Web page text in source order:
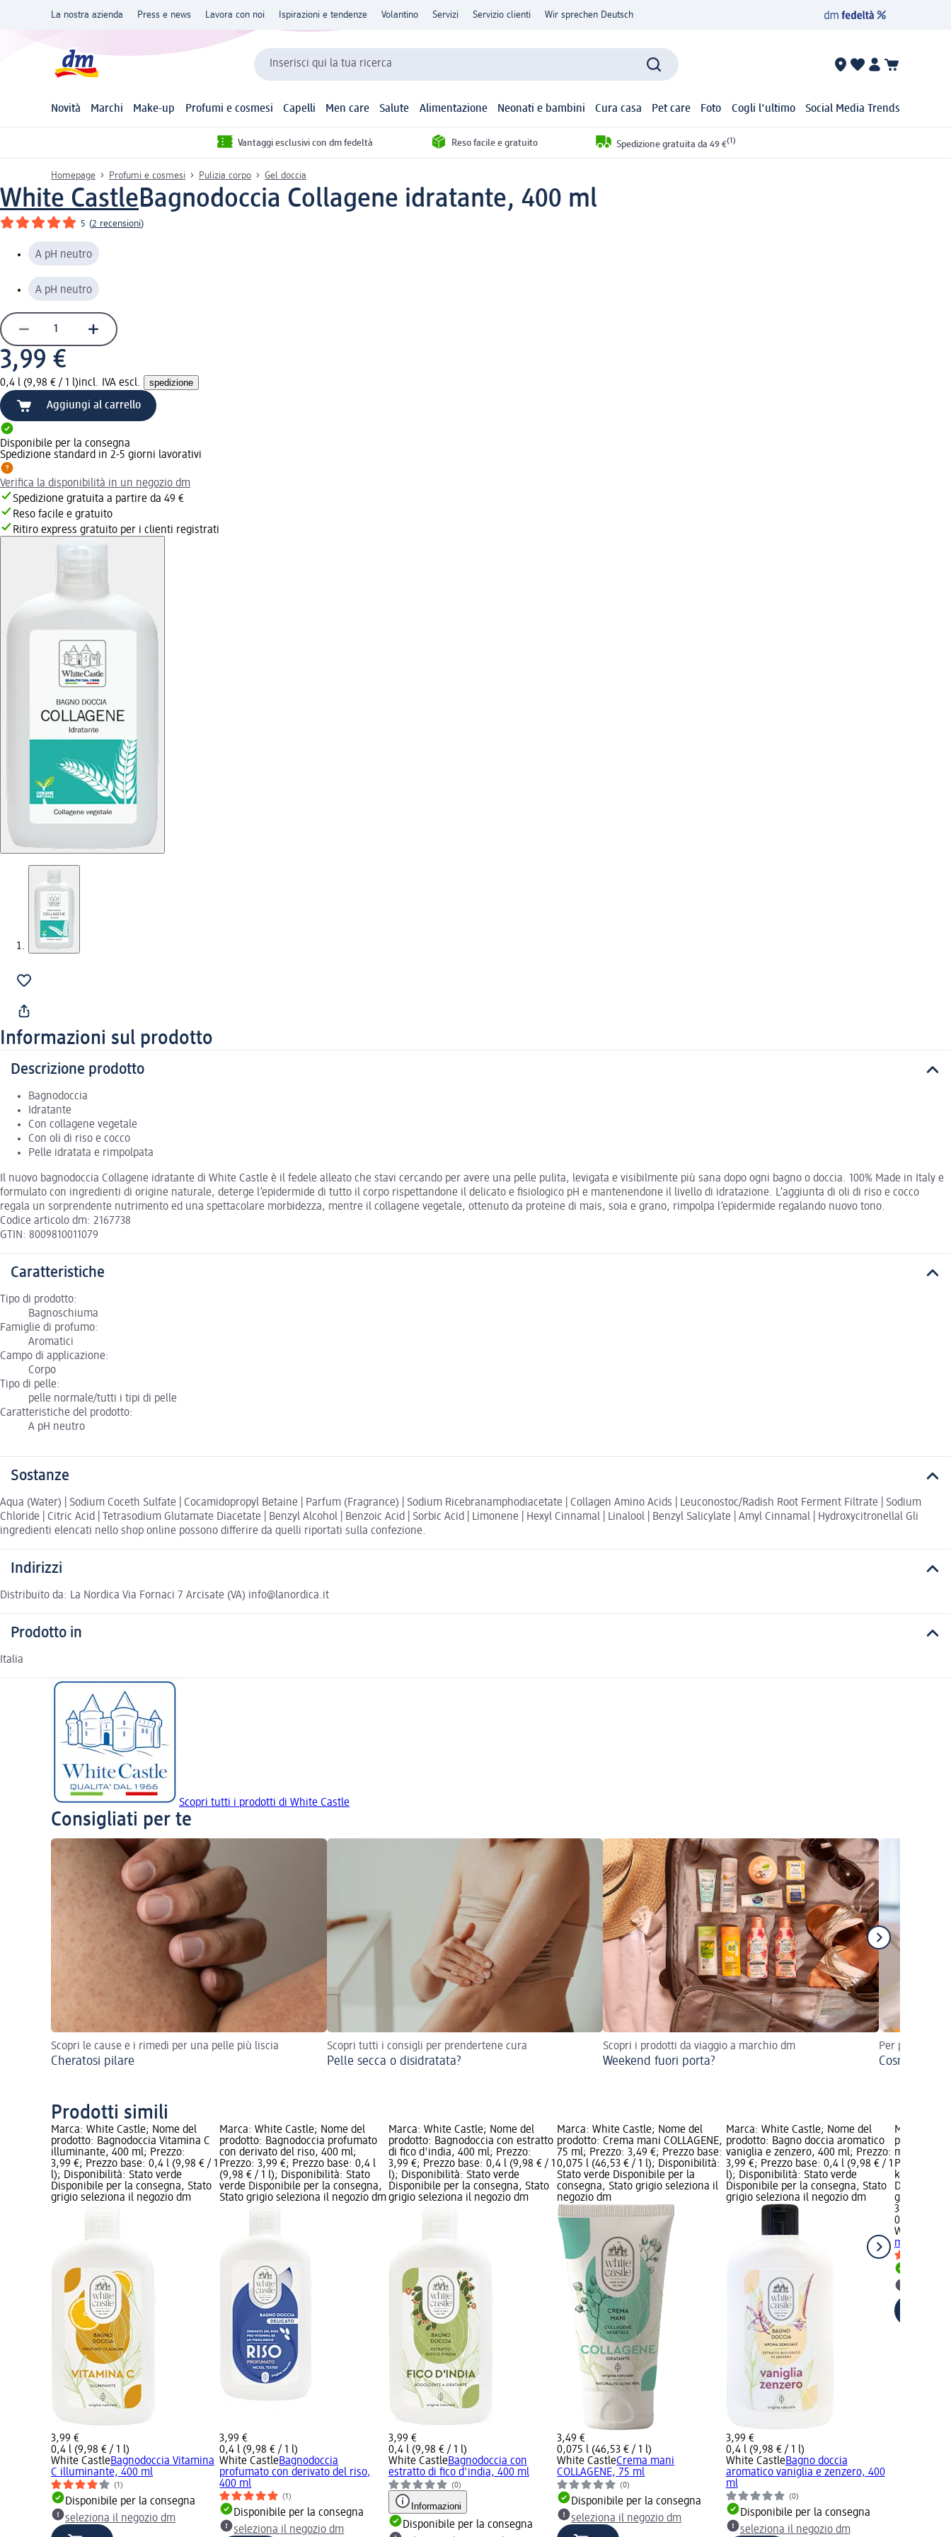
La nostra azienda Press e news Lavora con noi Ispirazioni e tendenze Volantino Servizi Servizio clienti Wir sprechen Deutsch
Inserisci qui la tua ricerca
Novità Marchi Make-up Profumi e cosmesi Capelli Men care Salute Alimentazione Neonati e bambini Cura casa Pet care Foto Cogli l'ultimo Social Media Trends
Vantaggi esclusivi con dm fedeltà Reso facile e gratuito Spedizione gratuita da 49 €(1)
Homepage Profumi e cosmesi Pulizia corpo Gel doccia
White CastleBagnodoccia Collagene idratante, 400 ml
5 (2 recensioni)
A pH neutro
A pH neutro
3,99 €
0,4 l (9,98 € / 1 l)incl. IVA escl. spedizione
Aggiungi al carrello
Disponibile per la consegna
Spedizione standard in 2-5 giorni lavorativi
Verifica la disponibilità in un negozio dm
Spedizione gratuita a partire da 49 €
Reso facile e gratuito
Ritiro express gratuito per i clienti registrati
Informazioni sul prodotto
Descrizione prodotto
Bagnodoccia
Idratante
Con collagene vegetale
Con oli di riso e cocco
Pelle idratata e rimpolpata
Il nuovo bagnodoccia Collagene idratante di White Castle è il fedele alleato che stavi cercando per avere una pelle pulita, levigata e visibilmente più sana dopo ogni bagno o doccia. 100% Made in Italy e
formulato con ingredienti di origine naturale, deterge l’epidermide di tutto il corpo rispettandone il delicato e fisiologico pH e mantenendone il livello di idratazione. L’aggiunta di oli di riso e cocco
regala un sorprendente nutrimento ed una spettacolare morbidezza, mentre il collagene vegetale, ottenuto da proteine di mais, soia e grano, rimpolpa l’epidermide regalando nuovo tono.
Codice articolo dm: 2167738
GTIN: 8009810011079
Caratteristiche
Tipo di prodotto:
Bagnoschiuma
Famiglie di profumo:
Aromatici
Campo di applicazione:
Corpo
Tipo di pelle:
pelle normale/tutti i tipi di pelle
Caratteristiche del prodotto:
A pH neutro
Sostanze
Aqua (Water) | Sodium Coceth Sulfate | Cocamidopropyl Betaine | Parfum (Fragrance) | Sodium Ricebranamphodiacetate | Collagen Amino Acids | Leuconostoc/Radish Root Ferment Filtrate | Sodium
Chloride | Citric Acid | Tetrasodium Glutamate Diacetate | Benzyl Alcohol | Benzoic Acid | Sorbic Acid | Limonene | Hexyl Cinnamal | Linalool | Benzyl Salicylate | Amyl Cinnamal | Hydroxycitronellal Gli
ingredienti elencati nello shop online possono differire da quelli riportati sulla confezione.
Indirizzi
Distribuito da: La Nordica Via Fornaci 7 Arcisate (VA) info@lanordica.it
Prodotto in
Italia
Scopri tutti i prodotti di White Castle
Consigliati per te
Scopri le cause e i rimedi per una pelle più liscia
Cheratosi pilare
Scopri tutti i consigli per prendertene cura
Pelle secca o disidratata?
Scopri i prodotti da viaggio a marchio dm
Weekend fuori porta?
Per
Cosmetici
Prodotti simili
Marca: White Castle; Nome del
prodotto: Bagnodoccia Vitamina C
illuminante, 400 ml; Prezzo:
3,99 €; Prezzo base: 0,4 l (9,98 € / 1
l); Disponibilità: Stato verde
Disponibile per la consegna, Stato
grigio seleziona il negozio dm
3,99 €
0,4 l (9,98 € / 1 l)
White CastleBagnodoccia Vitamina
C illuminante, 400 ml
(1)
Disponibile per la consegna
seleziona il negozio dm
Marca: White Castle; Nome del
prodotto: Bagnodoccia profumato
con derivato del riso, 400 ml;
Prezzo: 3,99 €; Prezzo base: 0,4 l
(9,98 € / 1 l); Disponibilità: Stato
verde Disponibile per la consegna,
Stato grigio seleziona il negozio dm
3,99 €
0,4 l (9,98 € / 1 l)
White CastleBagnodoccia
profumato con derivato del riso,
400 ml
(1)
Disponibile per la consegna
seleziona il negozio dm
Marca: White Castle; Nome del
prodotto: Bagnodoccia con estratto
di fico d'india, 400 ml; Prezzo:
3,99 €; Prezzo base: 0,4 l (9,98 € / 1
l); Disponibilità: Stato verde
Disponibile per la consegna, Stato
grigio seleziona il negozio dm
3,99 €
0,4 l (9,98 € / 1 l)
White CastleBagnodoccia con
estratto di fico d'india, 400 ml
(0)
Informazioni
Disponibile per la consegna
Marca: White Castle; Nome del
prodotto: Crema mani COLLAGENE,
75 ml; Prezzo: 3,49 €; Prezzo base:
0,075 l (46,53 € / 1 l); Disponibilità:
Stato verde Disponibile per la
consegna, Stato grigio seleziona il
negozio dm
3,49 €
0,075 l (46,53 € / 1 l)
White CastleCrema mani
COLLAGENE, 75 ml
(0)
Disponibile per la consegna
seleziona il negozio dm
Marca: White Castle; Nome del
prodotto: Bagno doccia aromatico
vaniglia e zenzero, 400 ml; Prezzo:
3,99 €; Prezzo base: 0,4 l (9,98 € / 1
l); Disponibilità: Stato verde
Disponibile per la consegna, Stato
grigio seleziona il negozio dm
3,99 €
0,4 l (9,98 € / 1 l)
White CastleBagno doccia
aromatico vaniglia e zenzero, 400
ml
(0)
Disponibile per la consegna
seleziona il negozio dm
Marca:
prodotto:
muschio,
Prezzo
kg);
Disponibile
grigio
3,89 €
0,08 kg
White
muschio,